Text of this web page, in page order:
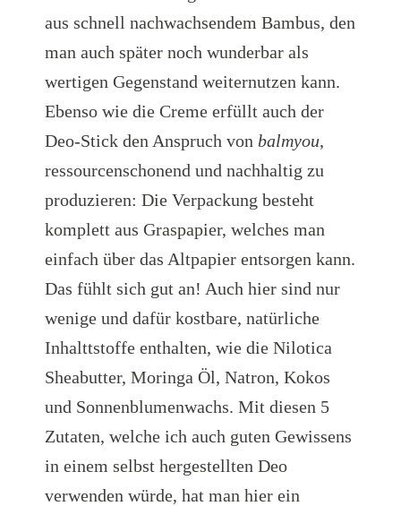
aus schnell nachwachsendem Bambus, den
man auch später noch wunderbar als
wertigen Gegenstand weiternutzen kann.
Ebenso wie die Creme erfüllt auch der
Deo-Stick den Anspruch von balmyou,
ressourcenschonend und nachhaltig zu
produzieren: Die Verpackung besteht
komplett aus Graspapier, welches man
einfach über das Altpapier entsorgen kann.
Das fühlt sich gut an! Auch hier sind nur
wenige und dafür kostbare, natürliche
Inhalttstoffe enthalten, wie die Nilotica
Sheabutter, Moringa Öl, Natron, Kokos
und Sonnenblumenwachs. Mit diesen 5
Zutaten, welche ich auch guten Gewissens
in einem selbst hergestellten Deo
verwenden würde, hat man hier ein